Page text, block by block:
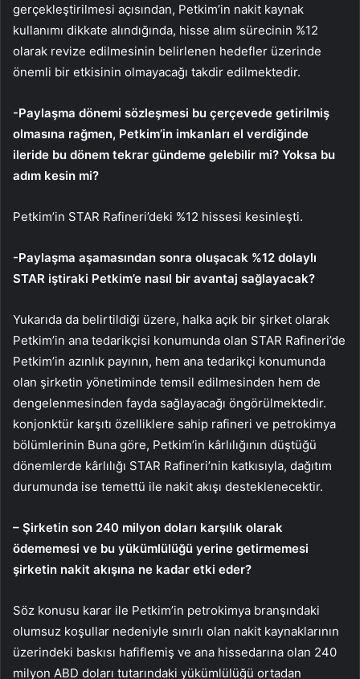
gerçekleştirilmesi açısından, Petkim’in nakit kaynak
kullanımı dikkate alındığında, hisse alım sürecinin %12
olarak revize edilmesinin belirlenen hedefler üzerinde
önemli bir etkisinin olmayacağı takdir edilmektedir.
-Paylaşma dönemi sözleşmesi bu çerçevede getirilmiş
olmasına rağmen, Petkim’in imkanları el verdiğinde
ileride bu dönem tekrar gündeme gelebilir mi? Yoksa bu
adım kesin mi?
Petkim’in STAR Rafineri’deki %12 hissesi kesinleşti.
-Paylaşma aşamasından sonra oluşacak %12 dolaylı
STAR iştiraki Petkim’e nasıl bir avantaj sağlayacak?
Yukarıda da belirtildiği üzere, halka açık bir şirket olarak
Petkim’in ana tedarikçisi konumunda olan STAR Rafineri’de
Petkim’in azınlık payının, hem ana tedarikçi konumunda
olan şirketin yönetiminde temsil edilmesinden hem de
dengelenmesinden fayda sağlayacağı öngörülmektedir.
konjonktür karşıtı özelliklere sahip rafineri ve petrokimya
bölümlerinin Buna göre, Petkim’in kârlılığının düştüğü
dönemlerde kârlılığı STAR Rafineri’nin katkısıyla, dağıtım
durumunda ise temettü ile nakit akışı desteklenecektir.
– Şirketin son 240 milyon doları karşılık olarak
ödememesi ve bu yükümlülüğü yerine getirmemesi
şirketin nakit akışına ne kadar etki eder?
Söz konusu karar ile Petkim’in petrokimya branşındaki
olumsuz koşullar nedeniyle sınırlı olan nakit kaynaklarının
üzerindeki baskısı hafiflemiş ve ana hissedarına olan 240
milyon ABD doları tutarındaki yükümlülüğü ortadan